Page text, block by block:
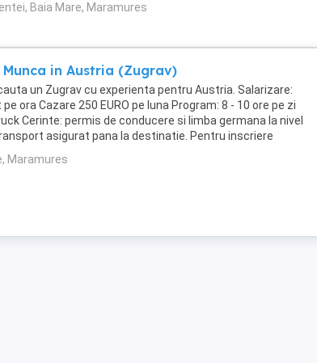
Baia Mare, Maramures
in Austria (Zugrav)
un Zugrav cu experienta pentru Austria. Salarizare:
pe ora Cazare 250 EURO pe luna Program: 8 - 10 ore pe zi
Cerinte: permis de conducere si limba germana la nivel
asigurat pana la destinatie. Pentru inscriere
...
Maramures